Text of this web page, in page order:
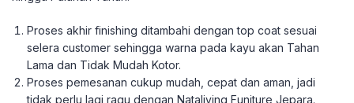
Proses akhir finishing ditambahi dengan top coat sesuai
selera customer sehingga warna pada kayu akan Tahan
Lama dan Tidak Mudah Kotor.
Proses pemesanan cukup mudah, cepat dan aman, jadi
tidak perlu lagi ragu dengan Nataliving Funiture Jepara.